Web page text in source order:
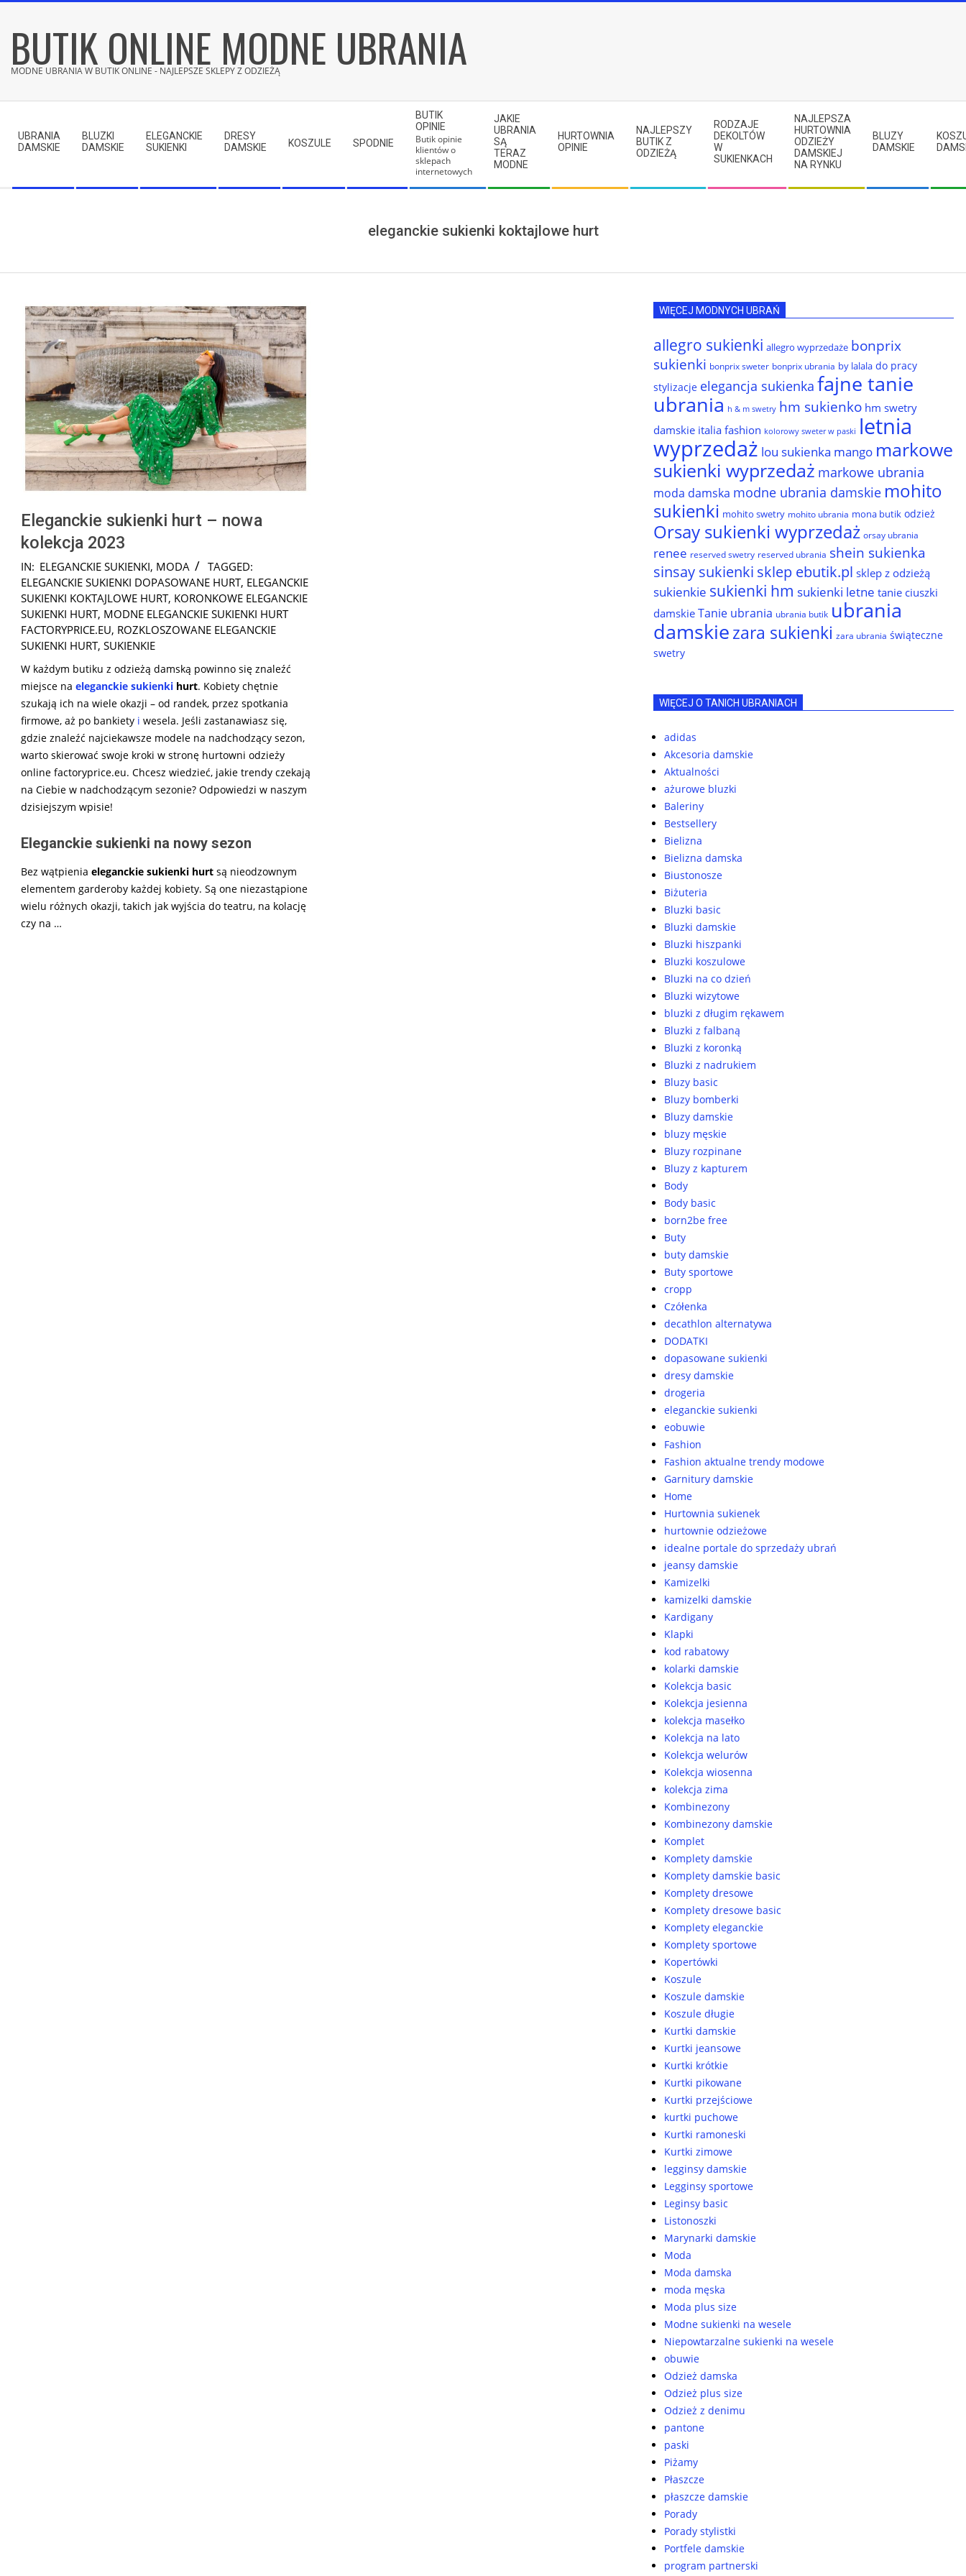
contentBUTIK ONLINE MODNE UBRANIA
MODNE UBRANIA W BUTIK ONLINE - NAJLEPSZE SKLEPY Z ODZIEŻĄ
Menu
UBRANIA
DAMSKIE
BLUZKI
DAMSKIE
ELEGANCKIE
SUKIENKI
DRESY
DAMSKIE
KOSZULE SPODNIE
BUTIK
OPINIE
Butik opinie
klientów o
sklepach
internetowych
JAKIE
UBRANIA
SĄ
TERAZ
MODNE
HURTOWNIA
OPINIE
NAJLEPSZY
BUTIK Z
ODZIEŻĄ
RODZAJE
DEKOLTÓW
W
SUKIENKACH
NAJLEPSZA
HURTOWNIA
ODZIEŻY
DAMSKIEJ
NA RYNKU
BLUZY
DAMSKIE
eleganckie sukienki koktajlowe hurt
Eleganckie sukienki hurt – nowa
kolekcja 2023
2023-
01-
06
IN: ELEGANCKIE SUKIENKI, MODA
TAGGED:
ELEGANCKIE SUKIENKI DOPASOWANE HURT, ELEGANCKIE
SUKIENKI KOKTAJLOWE HURT, KORONKOWE ELEGANCKIE
SUKIENKI HURT, MODNE ELEGANCKIE SUKIENKI HURT
FACTORYPRICE.EU, ROZKLOSZOWANE ELEGANCKIE
SUKIENKI HURT, SUKIENKIE
W każdym butiku z odzieżą damską powinno się znaleźć
miejsce na eleganckie sukienki hurt. Kobiety chętnie
szukają ich na wiele okazji – od randek, przez spotkania
firmowe, aż po bankiety i wesela. Jeśli zastanawiasz się,
gdzie znaleźć najciekawsze modele na nadchodzący sezon,
warto skierować swoje kroki w stronę hurtowni odzieży
online factoryprice.eu. Chcesz wiedzieć, jakie trendy czekają
na Ciebie w nadchodzącym sezonie? Odpowiedzi w naszym
dzisiejszym wpisie!
Eleganckie sukienki na nowy sezon
Bez wątpienia eleganckie sukienki hurt są nieodzownym
elementem garderoby każdej kobiety. Są one niezastąpione
wielu różnych okazji, takich jak wyjścia do teatru, na kolację
czy na …
WIĘCEJ MODNYCH UBRAŃ
allegro sukienki allegro wyprzedaże bonprix
sukienki bonprix sweter bonprix ubrania by lalala do pracy
stylizacje elegancja sukienka fajne tanie
ubrania h & m swetry hm sukienko hm swetry
damskie italia fashion kolorowy sweter w paski letnia
wyprzedaż lou sukienka mango markowe
sukienki wyprzedaż markowe ubrania
moda damska modne ubrania damskie mohito
sukienki mohito swetry mohito ubrania mona butik odzież
Orsay sukienki wyprzedaż orsay ubrania
renee reserved swetry reserved ubrania shein sukienka
sinsay sukienki sklep ebutik.pl sklep z odzieżą
sukienkie sukienki hm sukienki letne tanie ciuszki
damskie Tanie ubrania ubrania butik ubrania
damskiezara sukienki zara ubrania świąteczne
swetry
WIĘCEJ O TANICH UBRANIACH
adidas
Akcesoria damskie
Aktualności
ażurowe bluzki
Baleriny
Bestsellery
Bielizna
Bielizna damska
Biustonosze
Biżuteria
Bluzki basic
Bluzki damskie
Bluzki hiszpanki
Bluzki koszulowe
Bluzki na co dzień
Bluzki wizytowe
bluzki z długim rękawem
Bluzki z falbaną
Bluzki z koronką
Bluzki z nadrukiem
Bluzy basic
Bluzy bomberki
Bluzy damskie
bluzy męskie
Bluzy rozpinane
Bluzy z kapturem
Body
Body basic
born2be free
Buty
buty damskie
Buty sportowe
cropp
Czółenka
decathlon alternatywa
DODATKI
dopasowane sukienki
dresy damskie
drogeria
eleganckie sukienki
eobuwie
Fashion
Fashion aktualne trendy modowe
Garnitury damskie
Home
Hurtownia sukienek
hurtownie odzieżowe
idealne portale do sprzedaży ubrań
jeansy damskie
Kamizelki
kamizelki damskie
Kardigany
Klapki
kod rabatowy
kolarki damskie
Kolekcja basic
Kolekcja jesienna
kolekcja masełko
Kolekcja na lato
Kolekcja welurów
Kolekcja wiosenna
kolekcja zima
Kombinezony
Kombinezony damskie
Komplet
Komplety damskie
Komplety damskie basic
Komplety dresowe
Komplety dresowe basic
Komplety eleganckie
Komplety sportowe
Kopertówki
Koszule
Koszule damskie
Koszule długie
Kurtki damskie
Kurtki jeansowe
Kurtki krótkie
Kurtki pikowane
Kurtki przejściowe
kurtki puchowe
Kurtki ramoneski
Kurtki zimowe
legginsy damskie
Legginsy sportowe
Leginsy basic
Listonoszki
Marynarki damskie
Moda
Moda damska
moda męska
Moda plus size
Modne sukienki na wesele
Niepowtarzalne sukienki na wesele
obuwie
Odzież damska
Odzież plus size
Odzież z denimu
pantone
paski
Piżamy
Płaszcze
płaszcze damskie
Porady
Porady stylistki
Portfele damskie
program partnerski